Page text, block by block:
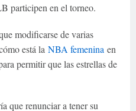
participen en el torneo.
modificarse de varias
está la NBA femenina en
permitir que las estrellas de
que renunciar a tener su